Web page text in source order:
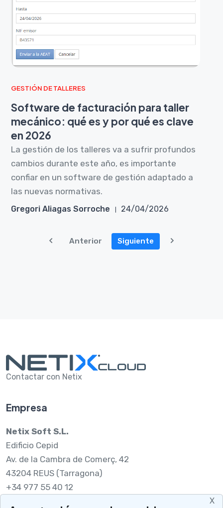
GESTIÓN DE TALLERES
Software de facturación para taller
mecánico: qué es y por qué es clave
en 2026
La gestión de los talleres va a sufrir profundos
cambios durante este año, es importante
confiar en un software de gestión adaptado a
las nuevas normativas.
Gregori Aliagas Sorroche 24/04/2026
Anterior Siguiente
X
Contactar con Netix
Empresa
Netix Soft S.L.
Edificio Cepid
Av. de la Cambra de Comerç, 42
43204 REUS (Tarragona)
+34 977 55 40 12